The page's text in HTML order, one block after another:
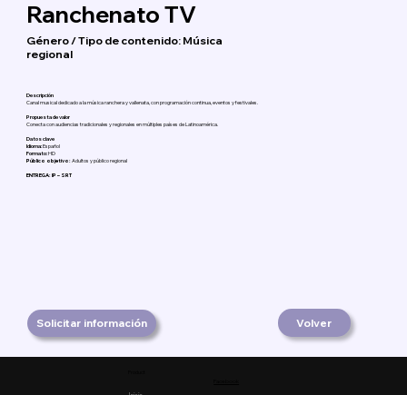
Ranchenato TV
Género / Tipo de contenido: Música
regional
Descripción
Canal musical dedicado a la música ranchera y vallenata, con programación continua, eventos y festivales.
Propuesta de valor
Conecta con audiencias tradicionales y regionales en múltiples países de Latinoamérica.
Datos clave
Idioma:Español
Formato:HD
Público objetivo: Adultos y público regional
ENTREGA: IP – SRT
Solicitar información Volver